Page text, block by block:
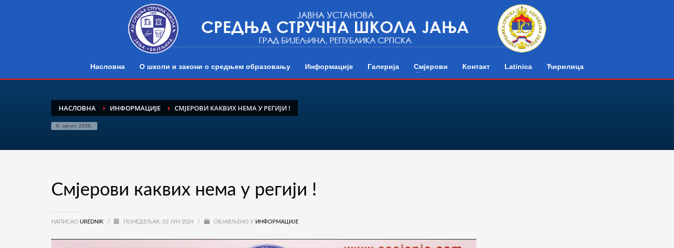
Насловна О школи и закони о средњем образовању Информације Галерија Смјерови Контакт Latinica Ћирилица
НАСЛОВНА ИНФОРМАЦИЈЕ СМЈЕРОВИ КАКВИХ НЕМА У РЕГИЈИ !
8. август 2026.
Смјерови каквих нема у регији !
НАПИСАО UREDNIK / ПОНЕДЕЉАК, 03 ЈУН 2024 / ОБЈАВЉЕНО У ИНФОРМАЦИЈЕ